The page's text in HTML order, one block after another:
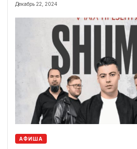
Декабрь 22, 2024
АФИША